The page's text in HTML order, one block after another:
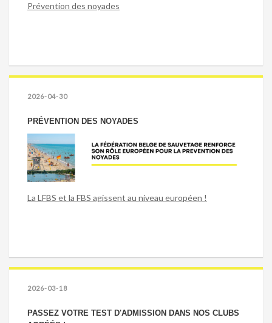
Prévention des noyades
2026-04-30
PRÉVENTION DES NOYADES
La LFBS et la FBS agissent au niveau européen !
2026-03-18
PASSEZ VOTRE TEST D'ADMISSION DANS NOS CLUBS